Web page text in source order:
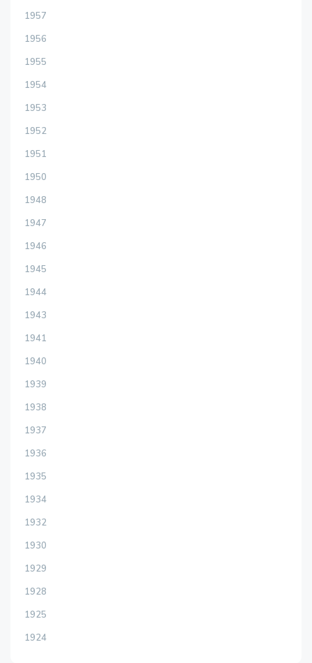
1957
1956
1955
1954
1953
1952
1951
1950
1948
1947
1946
1945
1944
1943
1941
1940
1939
1938
1937
1936
1935
1934
1932
1930
1929
1928
1925
1924